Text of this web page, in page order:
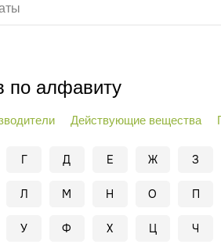
по алфавиту
Действующие вещества
Г Д Е Ж З
Л М Н О П
У Ф Х Ц Ч